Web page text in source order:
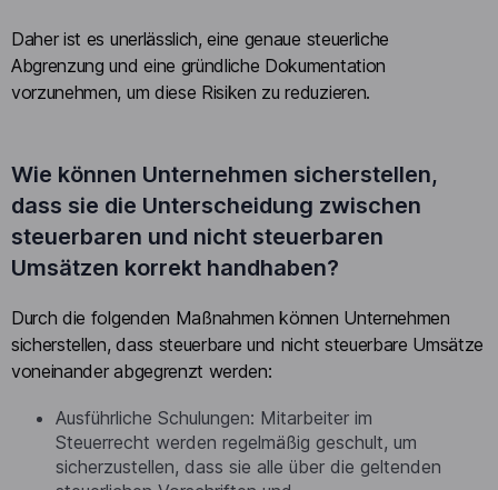
Daher ist es unerlässlich, eine genaue steuerliche
Abgrenzung und eine gründliche Dokumentation
vorzunehmen, um diese Risiken zu reduzieren.
Wie können Unternehmen sicherstellen,
dass sie die Unterscheidung zwischen
steuerbaren und nicht steuerbaren
Umsätzen korrekt handhaben?
Durch die folgenden Maßnahmen können Unternehmen
sicherstellen, dass steuerbare und nicht steuerbare Umsätze
voneinander abgegrenzt werden:
Ausführliche Schulungen: Mitarbeiter im
Steuerrecht werden regelmäßig geschult, um
sicherzustellen, dass sie alle über die geltenden